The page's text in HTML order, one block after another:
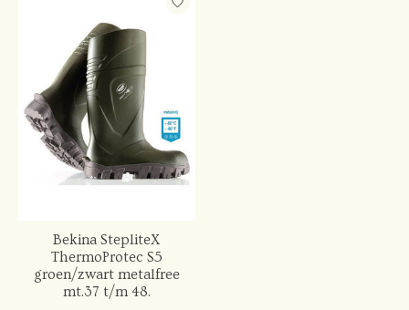
Bekina StepliteX
ThermoProtec S5
groen/zwart metalfree
mt.37 t/m 48.